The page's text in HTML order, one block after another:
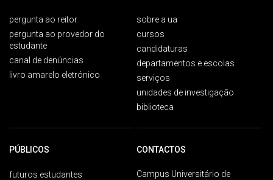
pergunta ao reitor
pergunta ao provedor do
estudante
canal de denúncias
livro amarelo eletrónico
sobre a ua
cursos
candidaturas
departamentos e escolas
serviços
unidades de investigação
biblioteca
PÚBLICOS
futuros estudantes
CONTACTOS
Campus Universitário de